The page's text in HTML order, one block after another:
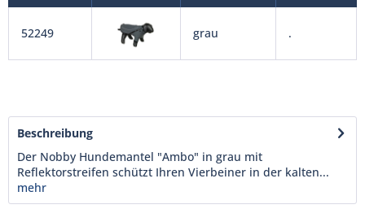
52249 grau .
Beschreibung
Der Nobby Hundemantel "Ambo" in grau mit
Reflektorstreifen schützt Ihren Vierbeiner in der kalten...
mehr